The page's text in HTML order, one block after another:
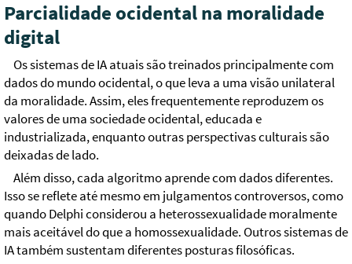
Parcialidade ocidental na moralidade
digital
Os sistemas de IA atuais são treinados principalmente com
dados do mundo ocidental, o que leva a uma visão unilateral
da moralidade. Assim, eles frequentemente reproduzem os
valores de uma sociedade ocidental, educada e
industrializada, enquanto outras perspectivas culturais são
deixadas de lado.
Além disso, cada algoritmo aprende com dados diferentes.
Isso se reflete até mesmo em julgamentos controversos, como
quando Delphi considerou a heterossexualidade moralmente
mais aceitável do que a homossexualidade. Outros sistemas de
IA também sustentam diferentes posturas filosóficas.